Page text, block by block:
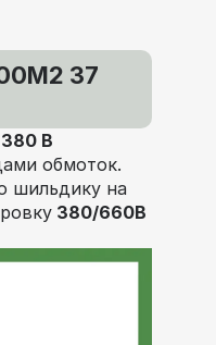
37
В
обмоток.
шильдику на
380/660В